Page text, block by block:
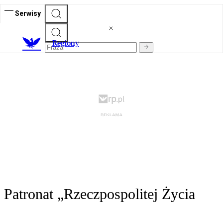
Serwisy
Regiony
Patronat „Rzeczpospolitej Życia